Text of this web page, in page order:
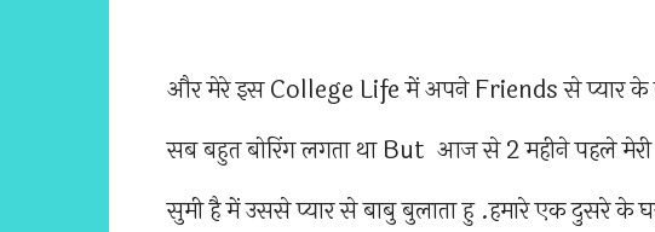
और मेरे इस College Life में अपने Friends से प्यार के
सब बहुत बोरिंग लगता था But आज से 2 महीने पहले
सुमी है में उससे प्यार से बाबु बुलाता हु .हमारे एक दुसरे